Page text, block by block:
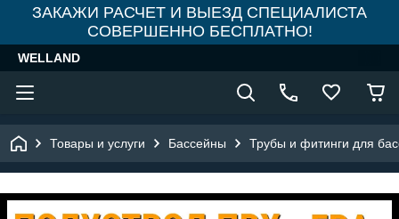
ЗАКАЖИ РАСЧЕТ И ВЫЕЗД СПЕЦИАЛИСТА
СОВЕРШЕННО БЕСПЛАТНО!
WELLAND
Товары и услуги Бассейны Трубы и фитинги для